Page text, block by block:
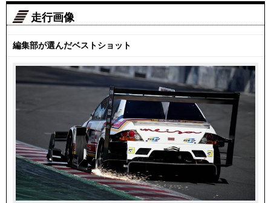
走行画像
編集部が選んだベストショット